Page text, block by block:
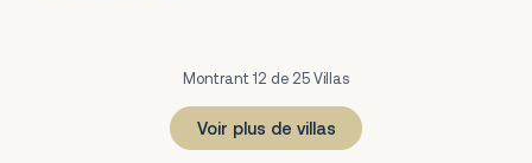
Montrant 12 de 25 Villas
Voir plus de villas